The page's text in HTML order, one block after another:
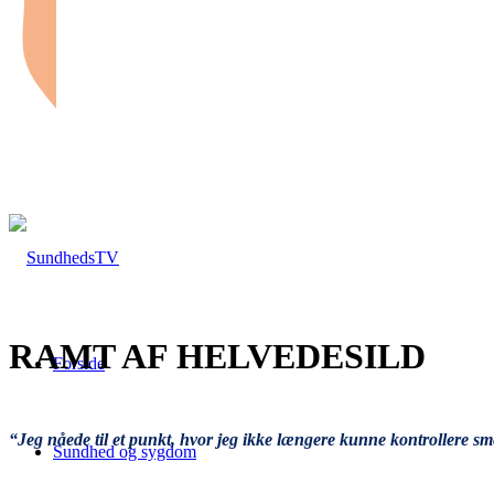
Forside
Sundhed og sygdom
RAMT AF HELVEDESILD
“Jeg nåede til et punkt, hvor jeg ikke længere kunne kontrollere